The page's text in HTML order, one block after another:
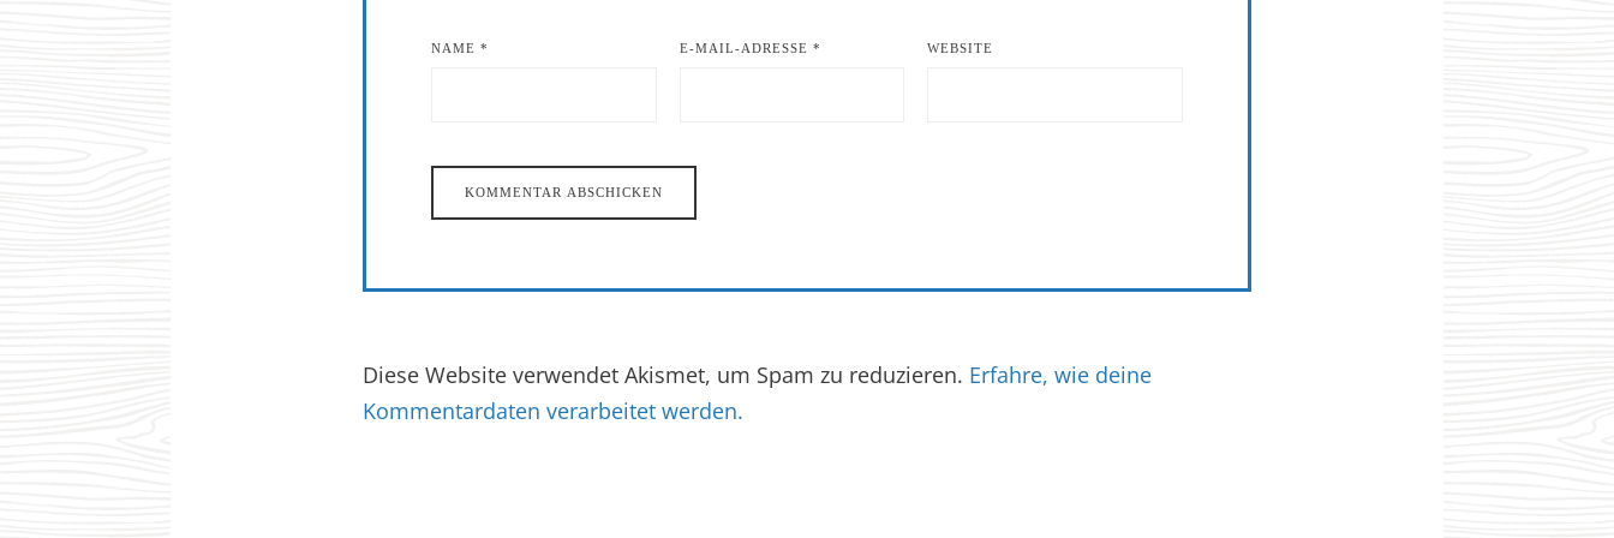
NAME * E-MAIL-ADRESSE * WEBSITE
Diese Website verwendet Akismet, um Spam zu reduzieren. Erfahre, wie deine
Kommentardaten verarbeitet werden.